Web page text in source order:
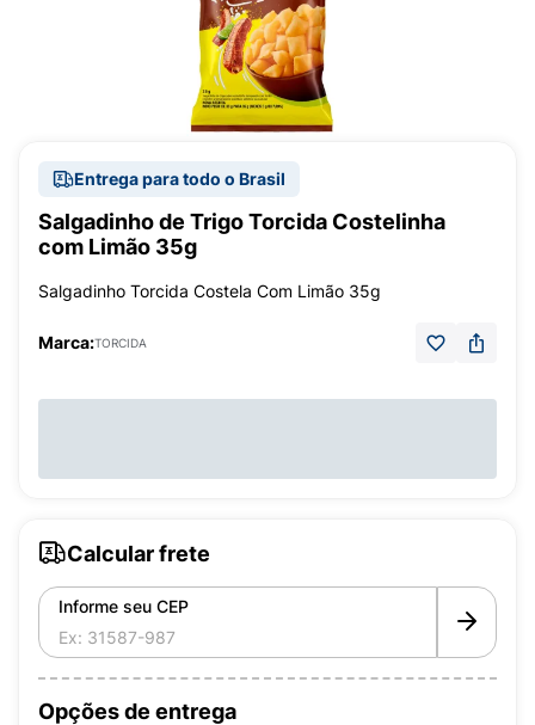
Entrega para todo o Brasil
Salgadinho de Trigo Torcida Costelinha
com Limão 35g
Salgadinho Torcida Costela Com Limão 35g
Marca:TORCIDA
Calcular frete
Informe seu CEP
Opções de entrega